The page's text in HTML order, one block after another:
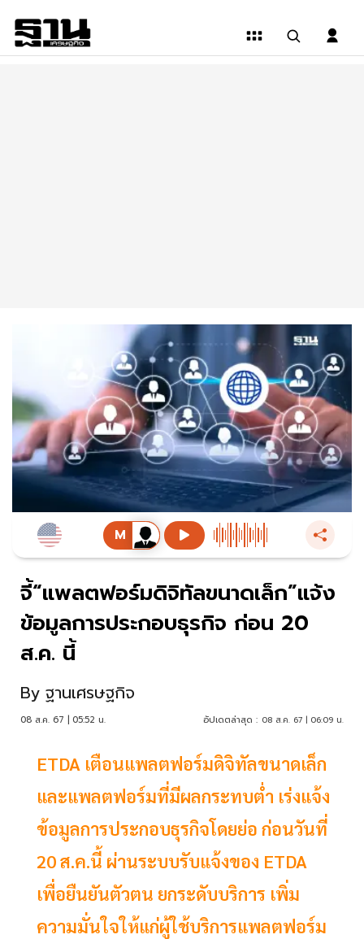
จี้“แพลตฟอร์มดิจิทัลขนาดเล็ก”แจ้ง
ข้อมูลการประกอบธุรกิจ ก่อน 20
ส.ค. นี้
By ฐานเศรษฐกิจ
08 ส.ค. 67 | 05:52 น. อัปเดตล่าสุด : 08 ส.ค. 67 | 06:09 น.
ETDA เตือนแพลตฟอร์มดิจิทัลขนาดเล็ก
และแพลตฟอร์มที่มีผลกระทบต่ำ เร่งแจ้ง
ข้อมูลการประกอบธุรกิจโดยย่อ ก่อนวันที่
20 ส.ค.นี้ ผ่านระบบรับแจ้งของ ETDA
เพื่อยืนยันตัวตน ยกระดับบริการ เพิ่ม
ความมั่นใจให้แก่ผู้ใช้บริการแพลตฟอร์ม